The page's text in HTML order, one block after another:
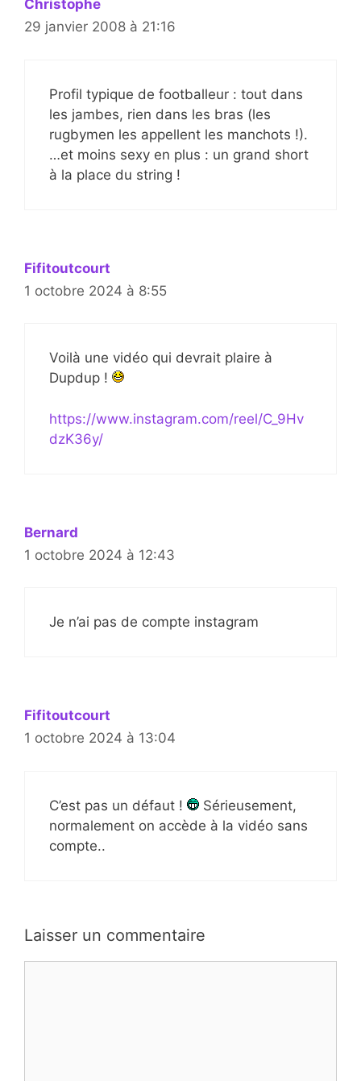
Christophe
29 janvier 2008 à 21:16
Profil typique de footballeur : tout dans
les jambes, rien dans les bras (les
rugbymen les appellent les manchots !).
…et moins sexy en plus : un grand short
à la place du string !
Fifitoutcourt
1 octobre 2024 à 8:55
Voilà une vidéo qui devrait plaire à
Dupdup !
https://www.instagram.com/reel/C_9Hv
dzK36y/
Bernard
1 octobre 2024 à 12:43
Je n’ai pas de compte instagram
Fifitoutcourt
1 octobre 2024 à 13:04
C’est pas un défaut !
Sérieusement,
normalement on accède à la vidéo sans
compte..
Laisser un commentaire